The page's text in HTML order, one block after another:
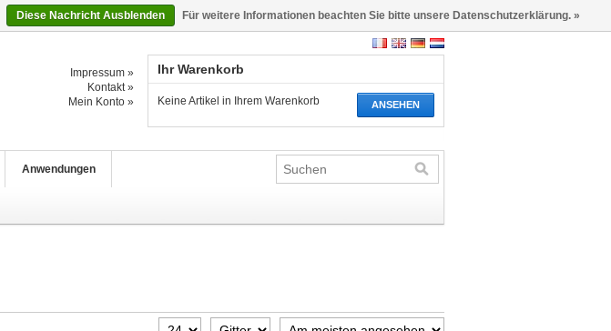
Impressum »
Kontakt »
Mein Konto »
Ihr Warenkorb
ANSEHEN
Keine Artikel in Ihrem Warenkorb
Anwendungen
Diese Nachricht Ausblenden Für weitere Informationen beachten Sie bitte unsere Datenschutzerklärung. »